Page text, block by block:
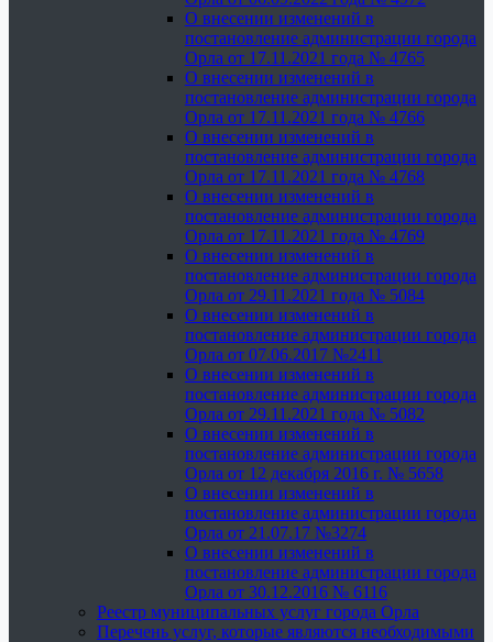
О внесении изменений в
постановление администрации города
Орла от 17.11.2021 года № 4765
О внесении изменений в
постановление администрации города
Орла от 17.11.2021 года № 4766
О внесении изменений в
постановление администрации города
Орла от 17.11.2021 года № 4768
О внесении изменений в
постановление администрации города
Орла от 17.11.2021 года № 4769
О внесении изменений в
постановление администрации города
Орла от 29.11.2021 года № 5084
О внесении изменений в
постановление администрации города
Орла от 07.06.2017 №2411
О внесении изменений в
постановление администрации города
Орла от 29.11.2021 года № 5082
О внесении изменений в
постановление администрации города
Орла от 12 декабря 2016 г. № 5658
О внесении изменений в
постановление администрации города
Орла от 21.07.17 №3274
О внесении изменений в
постановление администрации города
Орла от 30.12.2016 № 6116
Реестр муниципальных услуг города Орла
Перечень услуг, которые являются необходимыми